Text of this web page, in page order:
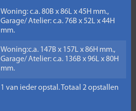
Woning: c.a. 80B x 86L x 45H mm.,
Garage/ Atelier: c.a. 76B x 52L x 44H
mm.
Woning:c.a. 147B x 157L x 86H mm.,
Garage/ Atelier: c.a. 136B x 96L x 80H
mm.
1 van ieder opstal. Totaal 2 opstallen